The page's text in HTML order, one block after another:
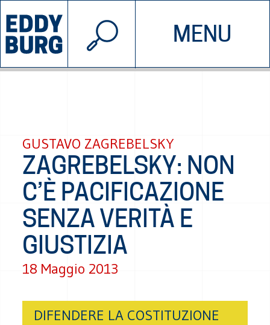
MENU
INIZIATIVE CHI SIAMO
© 2026 EDDYBURG
GUSTAVO ZAGREBELSKY
ZAGREBELSKY: NON
C’È PACIFICAZIONE
SENZA VERITÀ E
GIUSTIZIA
18 Maggio 2013
DIFENDERE LA COSTITUZIONE